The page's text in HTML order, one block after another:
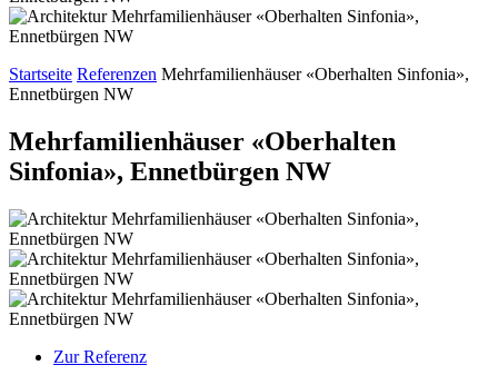
Startseite Referenzen Mehrfamilienhäuser «Oberhalten Sinfonia»,
Ennetbürgen NW
Mehrfamilienhäuser «Oberhalten
Sinfonia», Ennetbürgen NW
Zur Referenz